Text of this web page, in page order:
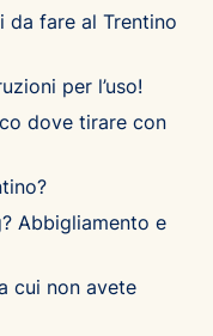
da fare al Trentino
per l’uso!
dove tirare con
Abbigliamento e
cui non avete